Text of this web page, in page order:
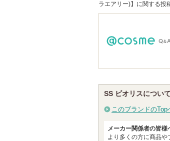
ラエアリー)】に関する投
SS ビオリスについて
このブランドのTop
メーカー関係者の皆様
より多くの方に商品